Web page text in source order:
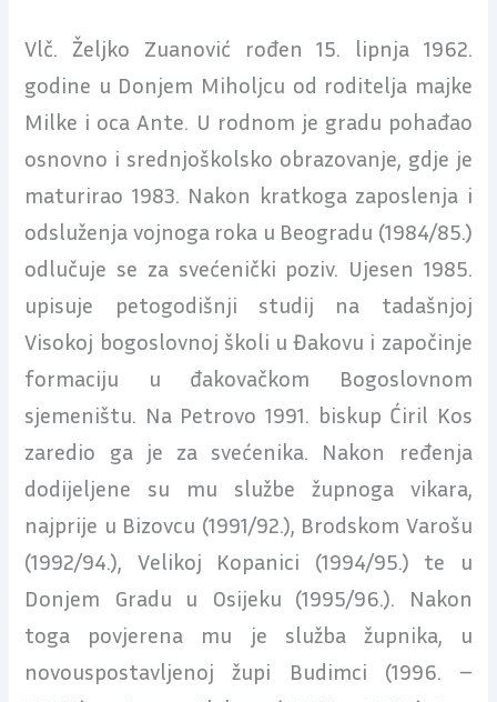
Vlč. Željko Zuanović rođen 15. lipnja 1962.
godine u Donjem Miholjcu od roditelja majke
Milke i oca Ante. U rodnom je gradu pohađao
osnovno i srednjoškolsko obrazovanje, gdje je
maturirao 1983. Nakon kratkoga zaposlenja i
odsluženja vojnoga roka u Beogradu (1984/85.)
odlučuje se za svećenički poziv. Ujesen 1985.
upisuje petogodišnji studij na tadašnjoj
Visokoj bogoslovnoj školi u Đakovu i započinje
formaciju u đakovačkom Bogoslovnom
sjemeništu. Na Petrovo 1991. biskup Ćiril Kos
zaredio ga je za svećenika. Nakon ređenja
dodijeljene su mu službe župnoga vikara,
najprije u Bizovcu (1991/92.), Brodskom Varošu
(1992/94.), Velikoj Kopanici (1994/95.) te u
Donjem Gradu u Osijeku (1995/96.). Nakon
toga povjerena mu je služba župnika, u
novouspostavljenoj župi Budimci (1996. –